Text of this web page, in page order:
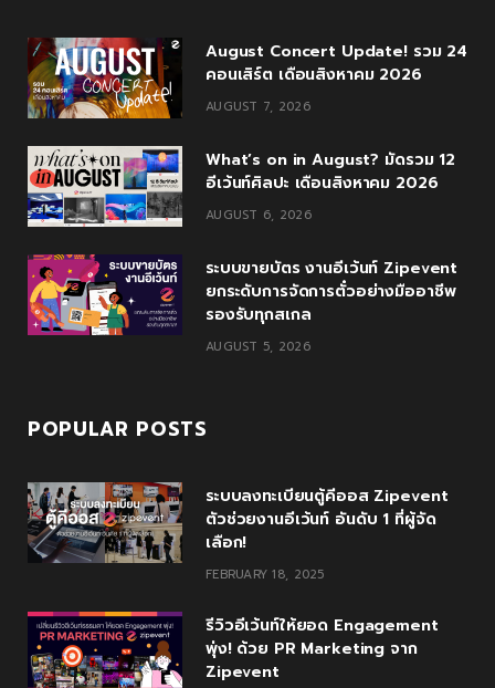
b
o
k
l
l
u
s
a
a
m
u
August Concert Update! รวม 24
คอนเสิร์ต เดือนสิงหาคม 2026
AUGUST 7, 2026
What’s on in August? มัดรวม 12
อีเว้นท์ศิลปะ เดือนสิงหาคม 2026
AUGUST 6, 2026
ระบบขายบัตร งานอีเว้นท์ Zipevent
ยกระดับการจัดการตั๋วอย่างมืออาชีพ
รองรับทุกสเกล
AUGUST 5, 2026
POPULAR POSTS
ระบบลงทะเบียนตู้คีออส Zipevent
ตัวช่วยงานอีเว้นท์ อันดับ 1 ที่ผู้จัด
เลือก!
FEBRUARY 18, 2025
รีวิวอีเว้นท์ให้ยอด Engagement
พุ่ง! ด้วย PR Marketing จาก
Zipevent